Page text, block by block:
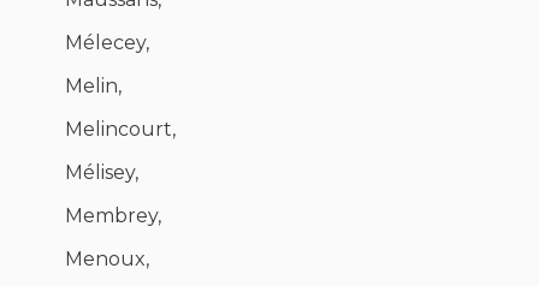
Mélecey,
Melin,
Melincourt,
Mélisey,
Membrey,
Menoux,